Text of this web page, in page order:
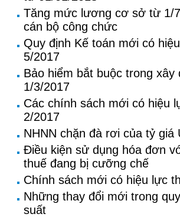
Tăng mức lương cơ sở từ 1/
cán bộ công chức
Quy định Kế toán mới có
5/2017
Bảo hiểm bắt buộc trong xây
1/3/2017
Các chính sách mới có hiệu
2/2017
NHNN chặn đà rơi của tỷ giá
Điều kiện sử dụng hóa đơn
thuế đang bị cưỡng chế
Chính sách mới có hiệu lực
Những thay đổi mới trong
suất